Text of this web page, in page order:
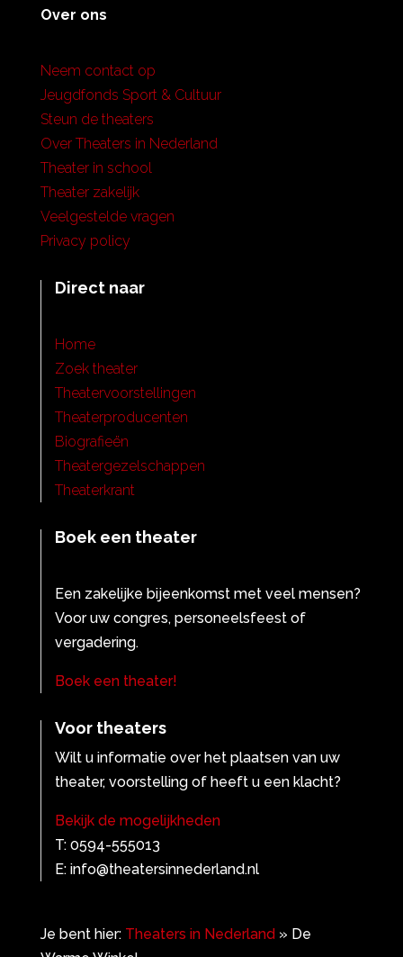
Over ons
Neem contact op
Jeugdfonds Sport & Cultuur
Steun de theaters
Over Theaters in Nederland
Theater in school
Theater zakelijk
Veelgestelde vragen
Privacy policy
Direct naar
Home
Zoek theater
Theatervoorstellingen
Theaterproducenten
Biografieën
Theatergezelschappen
Theaterkrant
Boek een theater
Een zakelijke bijeenkomst met veel mensen?
Voor uw congres, personeelsfeest of
vergadering.
Boek een theater!
Voor theaters
Wilt u informatie over het plaatsen van uw
theater, voorstelling of heeft u een klacht?
Bekijk de mogelijkheden
T: 0594-555013
E: info@theatersinnederland.nl
Je bent hier: Theaters in Nederland » De